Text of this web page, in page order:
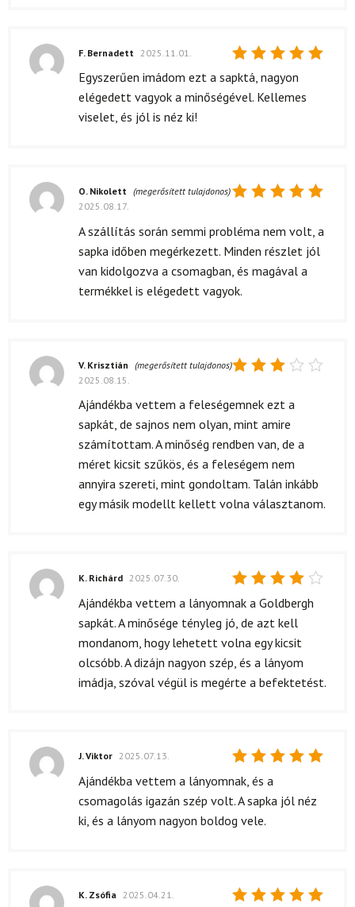
Értékelés:
5
/ 5
F. Bernadett 2025.11.01.
Egyszerűen imádom ezt a sapktá, nagyon
elégedett vagyok a minőségével. Kellemes
viselet, és jól is néz ki!
5/ 5
O. Nikolett (megerősített tulajdonos)
2025.08.17.
A szállítás során semmi probléma nem volt, a
sapka időben megérkezett. Minden részlet jól
van kidolgozva a csomagban, és magával a
termékkel is elégedett vagyok.
3/ 5
V. Krisztián (megerősített tulajdonos)
2025.08.15.
Ajándékba vettem a feleségemnek ezt a
sapkát, de sajnos nem olyan, mint amire
számítottam. A minőség rendben van, de a
méret kicsit szűkös, és a feleségem nem
annyira szereti, mint gondoltam. Talán inkább
egy másik modellt kellett volna választanom.
Értékelés:
K. Richárd 2025.07.30.
Ajándékba vettem a lányomnak a Goldbergh
sapkát. A minősége tényleg jó, de azt kell
mondanom, hogy lehetett volna egy kicsit
olcsóbb. A dizájn nagyon szép, és a lányom
imádja, szóval végül is megérte a befektetést.
Értékelés:
/ 5
J. Viktor 2025.07.13.
Ajándékba vettem a lányomnak, és a
csomagolás igazán szép volt. A sapka jól néz
ki, és a lányom nagyon boldog vele.
K. Zsófia 2025.04.21.